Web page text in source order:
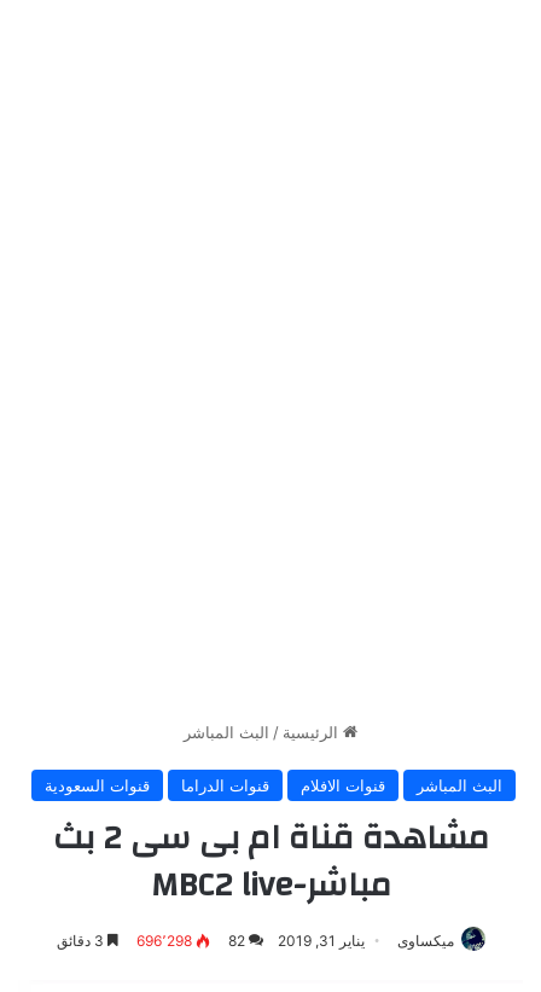
الرئيسية / البث المباشر
البث المباشر قنوات الافلام قنوات الدراما قنوات السعودية
مشاهدة قناة ام بى سى 2 بث
مباشر-MBC2 live
ميكساوى يناير 31, 2019 82 696٬298